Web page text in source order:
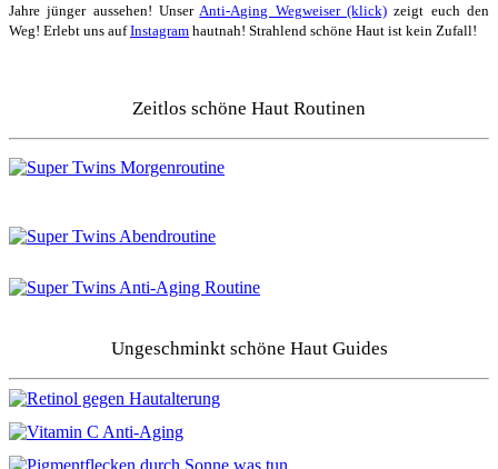
Jahre jünger aussehen! Unser Anti-Aging Wegweiser (klick) zeigt euch den
Weg! Erlebt uns aufInstagram hautnah! Strahlend schöne Haut ist kein Zufall!
Zeitlos schöne Haut Routinen
Ungeschminkt schöne Haut Guides